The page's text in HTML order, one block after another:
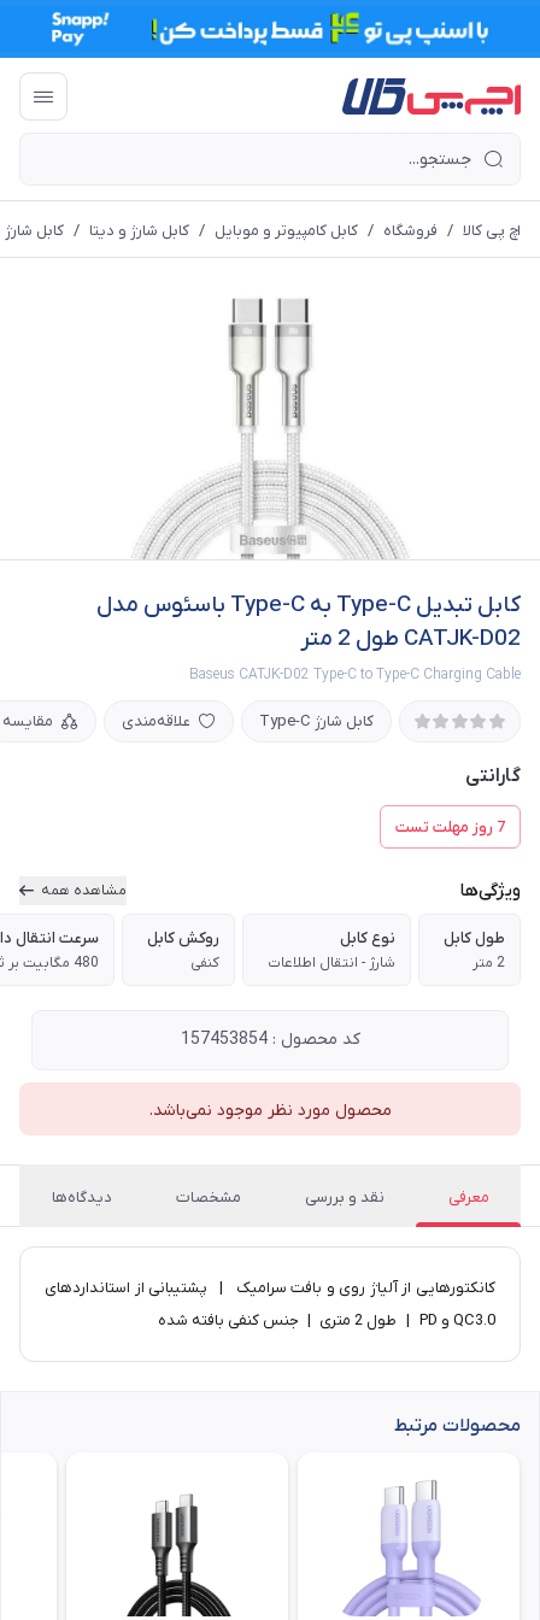
اچ پی کالا / فروشگاه / کابل کامپیوتر و موبایل / کابل شارژ و دیتا / کابل شارژ Type-C
کابل تبدیل Type-C به Type-C باسئوس مدل
CATJK-D02 طول 2 متر
Baseus CATJK-D02 Type-C to Type-C Charging Cable
کابل شارژ Type-C علاقه‌مندی مقایسه
گارانتی
7 روز مهلت تست
ویژگی‌ها مشاهده همه
طول کابل
2 متر
نوع کابل
شارژ - انتقال اطلاعات
روکش کابل
کنفی
سرعت انتقال
480 مگابیت بر ثانیه
کد محصول : 157453854
محصول مورد نظر موجود نمی‌باشد.
معرفی نقد و بررسی مشخصات دیدگاه‌ها
​کانکتورهایی از آلیاژ روی و بافت سرامیک | پشتیبانی از استانداردهای
QC3.0 و PD | طول 2 متری | جنس کنفی بافته شده​
محصولات مرتبط